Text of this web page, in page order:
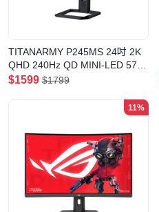
TITANARMY P245MS 24吋 2K
QHD 240Hz QD MINI-LED 576
分區 電競顯示器
$1599 $1799
11%